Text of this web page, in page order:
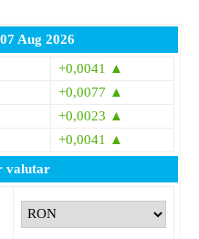
Aug 2026
+0,0041 ▲
+0,0077 ▲
+0,0023 ▲
+0,0041 ▲
valutar